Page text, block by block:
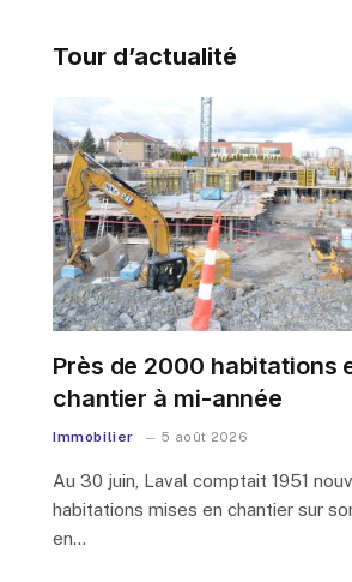
Tour d’actualité
Près de 2000 habitations
chantier à mi-année
Immobilier 5 août 2026
Au 30 juin, Laval comptait 1951
habitations mises en chantier sur
en…